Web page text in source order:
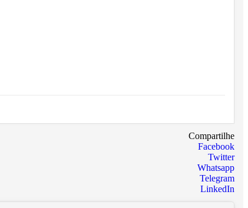
Compartilhe
Facebook
Twitter
Whatsapp
Telegram
LinkedIn